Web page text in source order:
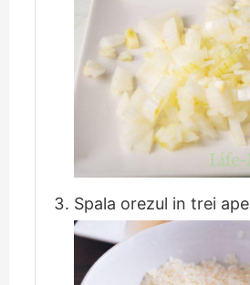
Spala orezul in trei ape